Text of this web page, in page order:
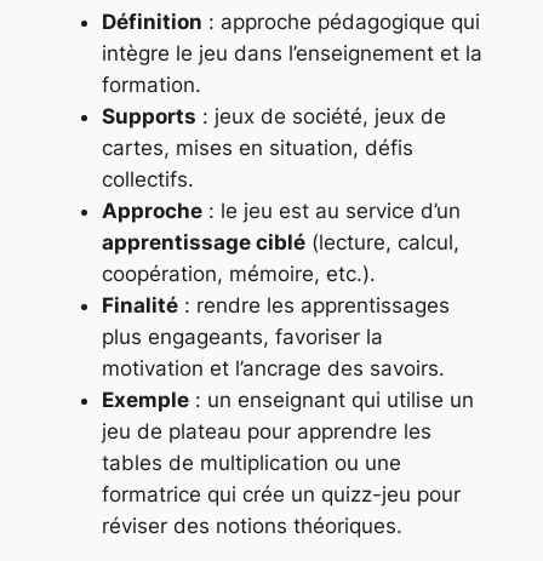
Définition : approche pédagogique qui
intègre le jeu dans l’enseignement et la
formation.
Supports : jeux de société, jeux de
cartes, mises en situation, défis
collectifs.
Approche: le jeu est au service d’un
apprentissage ciblé(lecture, calcul,
coopération, mémoire, etc.).
Finalité: rendre les apprentissages
plus engageants, favoriser la
motivation et l’ancrage des savoirs.
Exemple: un enseignant qui utilise un
jeu de plateau pour apprendre les
tables de multiplication ou une
formatrice qui crée un quizz-jeu pour
réviser des notions théoriques.